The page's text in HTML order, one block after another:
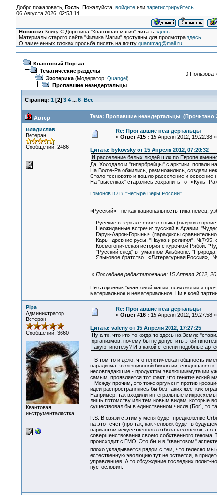
Добро пожаловать, Гость. Пожалуйста, войдитеили зарегистрируйтесь.
06 Августа 2026, 02:53:14
Новости: Книгу С.Доронина "Квантовая магия" читатьздесь
Материалы старого сайта "Физика Магии" доступны для просмотраздесь
О замеченных глюках просьба писать на почтуquantmag@mail.ru
Квантовый Портал
Тематические разделы
Эзотерика(Модератор: Quangel)
Пропавшие неандертальцы
0
Страниц: 1 [2] 3 4 ... 6 Все
Автор Тема: Пропавшие неандертальцы (Прочитано
Владислав
Ветеран
Сообщений: 2486
Re: Пропавшие неандертальцы
« Ответ #15 : 15 Апреля 2012, 19:22:38 »
Цитата: bykovsky от 15 Апреля 2012, 07:20:32
И расселение белых людей шло по Европе
Да. Холодало и "гипербрейцы" с арктики попали
На Волге-Ра обжились, размножились, создали
Стало тесновато и пошло расселение и освоение
На "выселках" старались сохранить тот «Культ
---------------
Гомонов Ю.В. "Четыре Веры России"
«Русский» - не как национальность типа немец,
Русские в зеркале своего языка (очерки о
Неожиданные встречи: русский в Аравии.
Гарун-Аарон-Горыныч (парадоксы
Кары -древние русы. "Наука и религия", №7/95,
Космогоническая история с курочкой Рябой.
"Русский след" в туманном Альбионе. "Природа
Языковое братство. «Литературная Россия»,
« Последнее редактирование: 15 Апреля 2012,
Не сторонник "квантовой магии, психологии и
материальное и нематериальное. Ни в коей
Pipa
Администратор
Ветеран
Сообщений: 3660
Квантовая
инструменталистка
Re: Пропавшие неандертальцы
« Ответ #16 : 15 Апреля 2012, 19:27:58 »
Цитата: valeriy от 15 Апреля 2012, 17:27:25
Ну а то, что кто-то когда-то здесь на Земле
организмов, почему бы не допустить этой
такую гипотезу? И в какой степени подобные
В том-то и дело, что генетическая общность
парадигма эволюционной биологии, сводящаяся
несовпадающие - продуктом эволюции/мутации
самым, проявляется тот факт, что генетический
Между прочим, это тоже аргумент против
идеи распространялись бы без таких жестких
Например, так входили интегральные
лишь потомству или тем новым видам, которые
существовал бы в единственном числе (Бог), то
P.S. В связи с этим у меня будет предложение
на этот счет (про так, как человек будет в
вариантом искусственного отбора человеков, а о
совершенствования своего собственного
происходит с ГМО. Это бы и в "квантовом"
плохо укладывается рядом с тем, что телесно мы
естественную эволюцию тут не остается, а
управленцев. А то обсуждение последних полит-
пустословия.